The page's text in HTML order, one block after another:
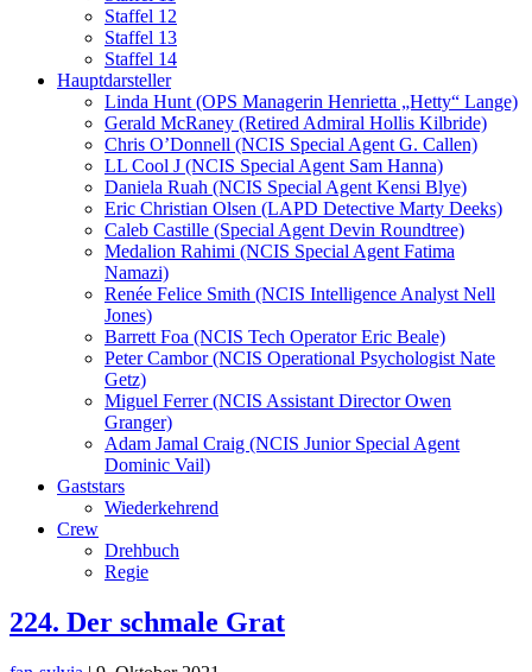
Staffel 12
Staffel 13
Staffel 14
Hauptdarsteller
Linda Hunt (OPS Managerin Henrietta „Hetty“ Lange)
Gerald McRaney (Retired Admiral Hollis Kilbride)
Chris O’Donnell (NCIS Special Agent G. Callen)
LL Cool J (NCIS Special Agent Sam Hanna)
Daniela Ruah (NCIS Special Agent Kensi Blye)
Eric Christian Olsen (LAPD Detective Marty Deeks)
Caleb Castille (Special Agent Devin Roundtree)
Medalion Rahimi (NCIS Special Agent Fatima
Namazi)
Renée Felice Smith (NCIS Intelligence Analyst Nell
Jones)
Barrett Foa (NCIS Tech Operator Eric Beale)
Peter Cambor (NCIS Operational Psychologist Nate
Getz)
Miguel Ferrer (NCIS Assistant Director Owen
Granger)
Adam Jamal Craig (NCIS Junior Special Agent
Dominic Vail)
Gaststars
Wiederkehrend
Crew
Drehbuch
Regie
224. Der schmale Grat